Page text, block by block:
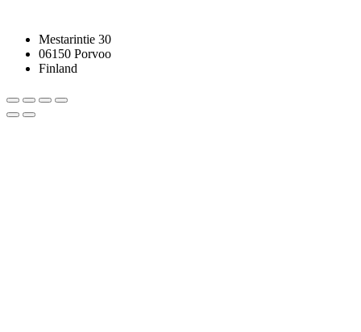
Mestarintie 30
06150 Porvoo
Finland